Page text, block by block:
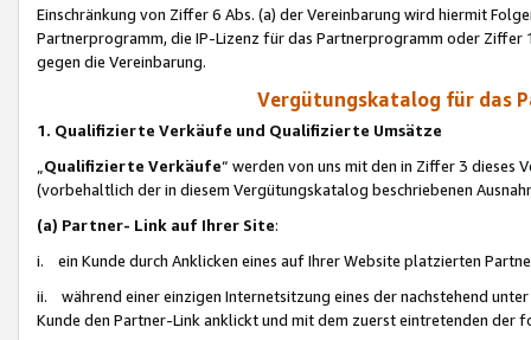
Einschränkung von Ziffer 6 Abs. (a) der Vereinbarung wird hiermit
Partnerprogramm, die IP-Lizenz für das Partnerprogramm oder
gegen die Vereinbarung.
Vergütungskatalog für das
1. Qualifizierte Verkäufe und Qualifizierte Umsätze
Qualifizierte Verkäufe“ werden von uns mit den in Ziffer 3
(vorbehaltlich der in diesem Vergütungskatalog beschriebenen
(a) Partner- Link auf Ihrer Site:
i. ein Kunde durch Anklicken eines auf Ihrer Website platzierten
ii. während einer einzigen Internetsitzung eines der nachstehend
Kunde den Partner-Link anklickt und mit dem zuerst eintretenden der